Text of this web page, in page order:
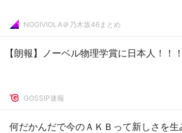
NOGIVIOLA＠乃木坂46まとめ
【朗報】ノーベル物理学賞に日本人！！
GOSSIP速報
何だかんだで今のＡＫＢって新しさを生